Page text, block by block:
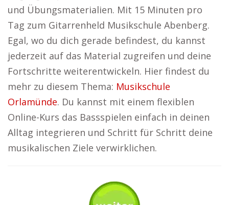
und Übungsmaterialien. Mit 15 Minuten pro
Tag zum Gitarrenheld Musikschule Abenberg.
Egal, wo du dich gerade befindest, du kannst
jederzeit auf das Material zugreifen und deine
Fortschritte weiterentwickeln. Hier findest du
mehr zu diesem Thema: Musikschule
Orlamünde. Du kannst mit einem flexiblen
Online-Kurs das Bassspielen einfach in deinen
Alltag integrieren und Schritt für Schritt deine
musikalischen Ziele verwirklichen.